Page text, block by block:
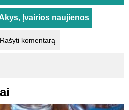
Akys, Įvairios naujienos
Rašyti komentarą